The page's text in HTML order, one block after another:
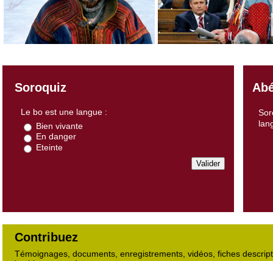
Soroquiz
Le bo est une langue :
Bien vivante
En danger
Eteinte
Contribuez
Témoignages, documents, enregistrements, vidéos, fiches